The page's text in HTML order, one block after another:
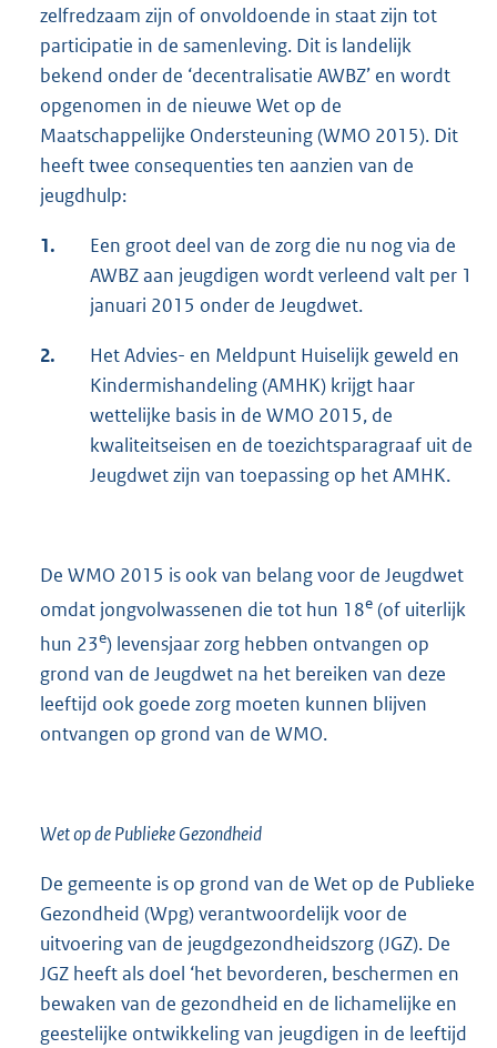
zelfredzaam zijn of onvoldoende in staat zijn tot
participatie in de samenleving. Dit is landelijk
bekend onder de ‘decentralisatie AWBZ’ en wordt
opgenomen in de nieuwe Wet op de
Maatschappelijke Ondersteuning (WMO 2015). Dit
heeft twee consequenties ten aanzien van de
jeugdhulp:
1.
Een groot deel van de zorg die nu nog via de
AWBZ aan jeugdigen wordt verleend valt per 1
januari 2015 onder de Jeugdwet.
2.
Het Advies- en Meldpunt Huiselijk geweld en
Kindermishandeling (AMHK) krijgt haar
wettelijke basis in de WMO 2015, de
kwaliteitseisen en de toezichtsparagraaf uit de
Jeugdwet zijn van toepassing op het AMHK.
De WMO 2015 is ook van belang voor de Jeugdwet
omdat jongvolwassenen die tot hun 18e (of uiterlijk
hun 23e) levensjaar zorg hebben ontvangen op
grond van de Jeugdwet na het bereiken van deze
leeftijd ook goede zorg moeten kunnen blijven
ontvangen op grond van de WMO.
Wet op de Publieke Gezondheid
De gemeente is op grond van de Wet op de Publieke
Gezondheid (Wpg) verantwoordelijk voor de
uitvoering van de jeugdgezondheidszorg (JGZ). De
JGZ heeft als doel ‘het bevorderen, beschermen en
bewaken van de gezondheid en de lichamelijke en
geestelijke ontwikkeling van jeugdigen in de leeftijd